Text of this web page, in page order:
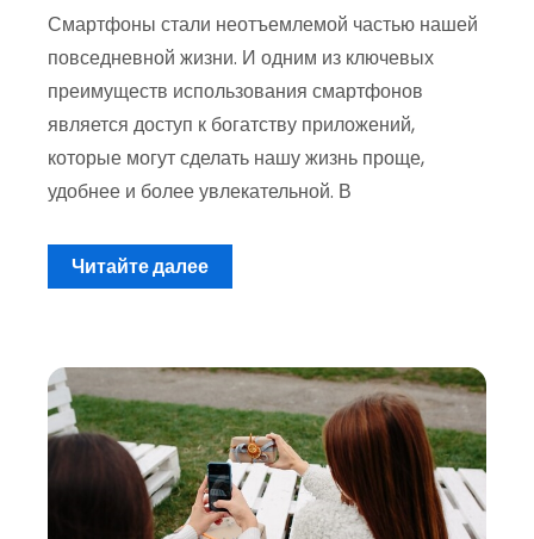
Смартфоны стали неотъемлемой частью нашей
повседневной жизни. И одним из ключевых
преимуществ использования смартфонов
является доступ к богатству приложений,
которые могут сделать нашу жизнь проще,
удобнее и более увлекательной. В
Читайте далее